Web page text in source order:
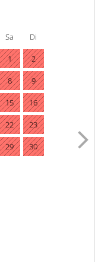
Sa Di
1 2
8 9
15 16
22 23
29 30